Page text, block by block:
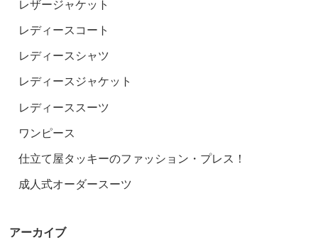
レザージャケット
レディースコート
レディースシャツ
レディースジャケット
レディーススーツ
ワンピース
仕立て屋タッキーのファッション・プレス！
成人式オーダースーツ
アーカイブ